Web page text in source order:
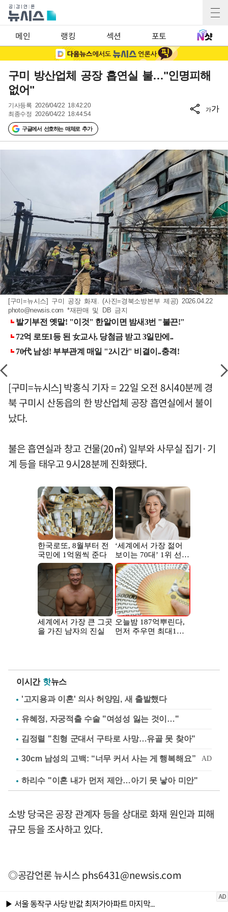
메인 랭킹 섹션 포토
구미 방산업체 공장 흡연실 불…"인명피해
없어"
기사등록 2026/04/22 18:42:20
최종수정 2026/04/22 18:44:54
구글에서 선호하는 매체로 추가
가가
[구미=뉴시스] 구미 공장 화재. (사진=경북소방본부 제공) 2026.04.22
photo@newsis.com *재판매 및 DB 금지
[구미=뉴시스] 박홍식 기자 = 22일 오전 8시40분께 경
북 구미시 산동읍의 한 방산업체 공장 흡연실에서 불이
났다.
불은 흡연실과 창고 건물(20㎡) 일부와 사무실 집기·기
계 등을 태우고 9시28분께 진화됐다.
이시간 핫뉴스
'고지용과 이혼' 의사 허양임, 새 출발했다
유혜정, 자궁적출 수술 "여성성 잃는 것이…"
김정렬 "친형 군대서 구타로 사망…유골 못 찾아"
하리수 "이혼 내가 먼저 제안…아기 못 낳아 미안"
소방 당국은 공장 관계자 등을 상대로 화재 원인과 피해
규모 등을 조사하고 있다.
◎공감언론 뉴시스phs6431@newsis.com